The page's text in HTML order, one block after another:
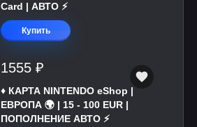
Card | АВТО ⚡
Купить
1555 ₽
♦️ КАРТА NINTENDO eShop |
ЕВРОПА 🌍 | 15 - 100 EUR |
ПОПОЛНЕНИЕ АВТО ⚡